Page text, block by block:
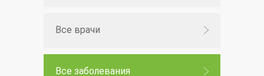
Все врачи
Все заболевания